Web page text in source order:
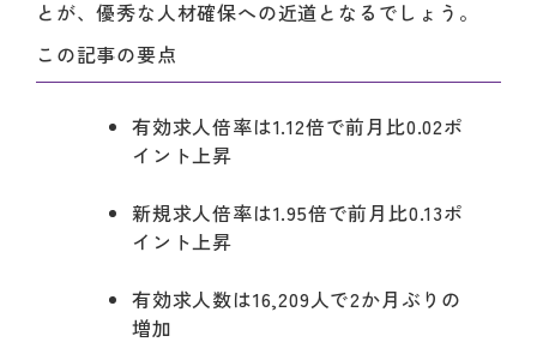
とが、優秀な人材確保への近道となるでしょう。
この記事の要点
有効求人倍率は1.12倍で前月比0.02ポ
イント上昇
新規求人倍率は1.95倍で前月比0.13ポ
イント上昇
有効求人数は16,209人で2か月ぶりの
増加